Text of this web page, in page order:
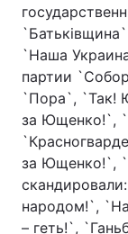
`Наша
партии
`Пора`, `Так!
за Ющенко!`,
за Ющенко!`,
народом!`,
– геть!`,